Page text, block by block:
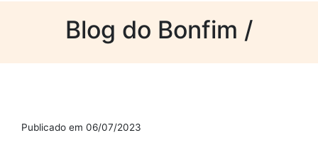
Blog do Bonfim /
Publicado em 06/07/2023